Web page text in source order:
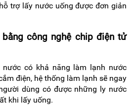
trợ lấy nước uống được đơn giản
bằng công nghệ chip điện tử
có khả năng làm lạnh nước
điện, hệ thống làm lạnh sẽ ngay
dùng có được những ly nước
khi lấy uống.